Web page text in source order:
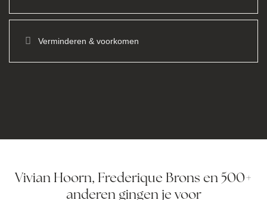
Verminderen & voorkomen
Vivian Hoorn, Frederique Brons en 500+
anderen gingen je voor